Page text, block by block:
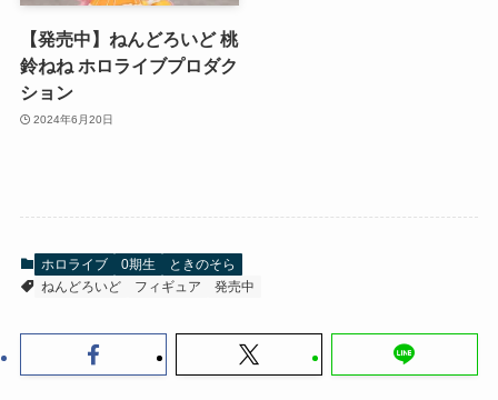
【発売中】ねんどろいど 桃
鈴ねね ホロライブプロダク
ション
2024年6月20日
ホロライブ 0期生
ときのそら
ねんどろいど
フィギュア 発売中